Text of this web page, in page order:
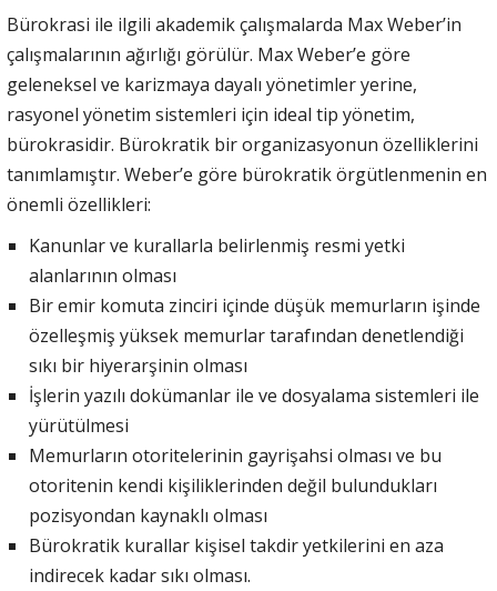
Bürokrasi ile ilgili akademik çalışmalarda Max Weber’in
çalışmalarının ağırlığı görülür. Max Weber’e göre
geleneksel ve karizmaya dayalı yönetimler yerine,
rasyonel yönetim sistemleri için ideal tip yönetim,
bürokrasidir. Bürokratik bir organizasyonun özelliklerini
tanımlamıştır. Weber’e göre bürokratik örgütlenmenin en
önemli özellikleri:
Kanunlar ve kurallarla belirlenmiş resmi yetki
alanlarının olması
Bir emir komuta zinciri içinde düşük memurların işinde
özelleşmiş yüksek memurlar tarafından denetlendiği
sıkı bir hiyerarşinin olması
İşlerin yazılı dokümanlar ile ve dosyalama sistemleri ile
yürütülmesi
Memurların otoritelerinin gayrişahsi olması ve bu
otoritenin kendi kişiliklerinden değil bulundukları
pozisyondan kaynaklı olması
Bürokratik kurallar kişisel takdir yetkilerini en aza
indirecek kadar sıkı olması.